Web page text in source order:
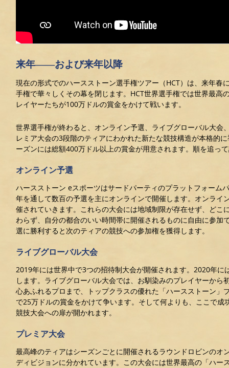
来年――および来年以降
現在の形式でのハースストーン選手権ツアー（HCT）は、来年春
手権で華々しくその幕を閉じます。HCT世界選手権では世界最高
レイヤーたちが100万ドルの賞金をかけて戦います。
世界選手権が終わると、オンライン予選、ライブグローバル大会
レミア大会の3段階のティアにわかれた新たな競技構造が本格的
ーズンには総額400万ドル以上の賞金が用意されます。順を追っ
オンライン予選
ハースストーン eスポーツはサードパーティのプラットフォーム
年を通して数百の予選を主にオンラインで開催します。オンライ
催されていきます。これらの大会には地域制限が存在せず、どこ
わらず、自分の都合のいい時間帯に開催されるものに自由に参加
選に勝利すると次のティアの競技への参加権を獲得します。
ライブグローバル大会
2019年には世界中で3つの招待制大会が開催されます。2020年に
します。ライブグローバル大会では、お馴染みのプレイヤーから
心あふれるプロまで、トップクラスの優れた「ハースストーン」
で25万ドルの賞金をかけて争います。そして何よりも、ここで成
競技大会への扉が開かれます。
プレミア大会
最高峰のティアはシーズンごとに開催されるラウンドロビンのオ
ディビジョンに分かれています。この大会には世界最高の「ハー